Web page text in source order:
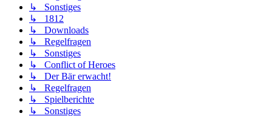
↳ Sonstiges
↳ 1812
↳ Downloads
↳ Regelfragen
↳ Sonstiges
↳ Conflict of Heroes
↳ Der Bär erwacht!
↳ Regelfragen
↳ Spielberichte
↳ Sonstiges